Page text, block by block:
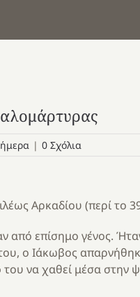
| 0 Σχόλια
Αρκαδίου (περί το
από επίσημο γένος.
ο Ιάκωβος
του να χαθεί μέσα